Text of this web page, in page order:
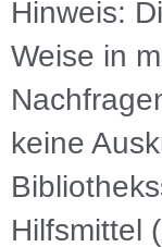
Hinweis:
Weise in
keine
Hilfsmittel